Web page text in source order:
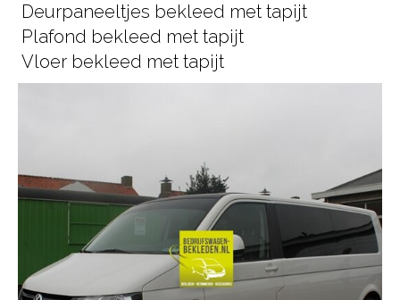
Deurpaneeltjes bekleed met tapijt
Plafond bekleed met tapijt
Vloer bekleed met tapijt